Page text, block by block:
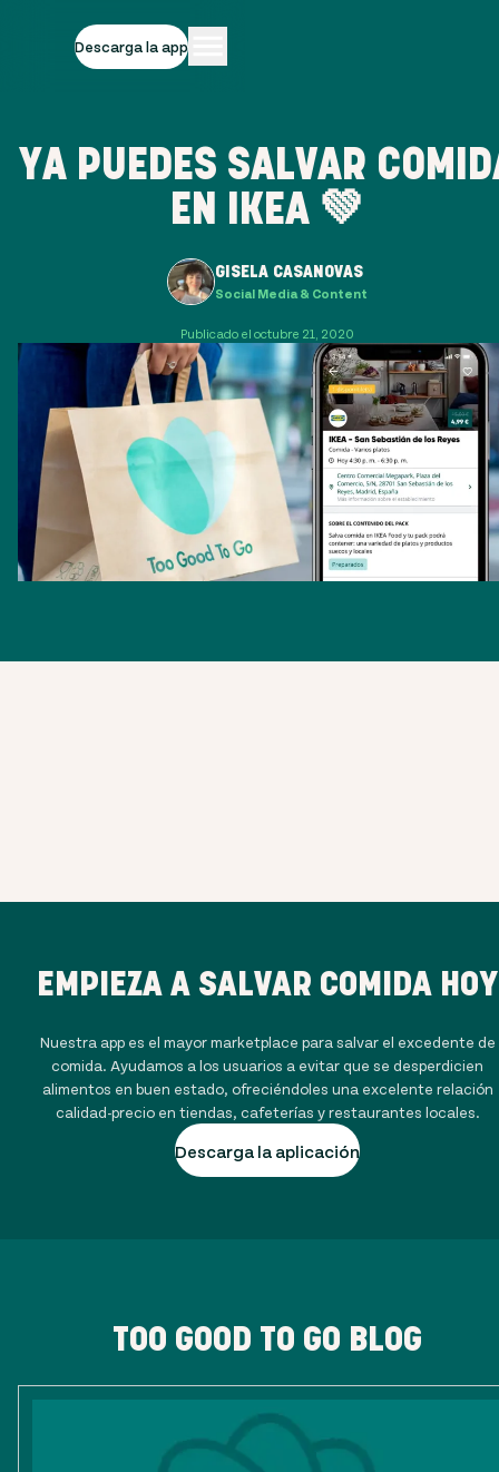
Descarga la app
YA PUEDES SALVAR
EN IKEA 💚
GISELA CASANOVAS
Social Media & Content
Publicado el octubre 21, 2020
EMPIEZA A SALVAR COMIDA HOY
Nuestra app es el mayor marketplace para salvar el excedente de
comida. Ayudamos a los usuarios a evitar que se desperdicien
alimentos en buen estado, ofreciéndoles una excelente relación
calidad-precio en tiendas, cafeterías y restaurantes locales.
Descarga la aplicación
TOO GOOD TO GO BLOG